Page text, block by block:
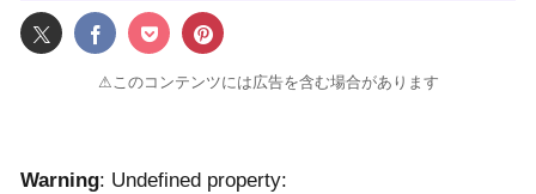
⚠このコンテンツには広告を含む場合があります
Warning: Undefined property: